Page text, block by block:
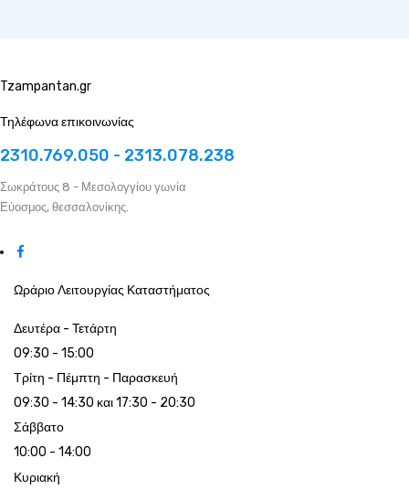
Tzampantan.gr
Τηλέφωνα επικοινωνίας
2310.769.050 - 2313.078.238
Σωκράτους 8 - Μεσολογγίου γωνία
Εύοσμος, θεσσαλονίκης.
Ωράριο Λειτουργίας Καταστήματος
Δευτέρα - Τετάρτη
09:30 - 15:00
Τρίτη - Πέμπτη - Παρασκευή
09:30 - 14:30 και 17:30 - 20:30
Σάββατο
10:00 - 14:00
Κυριακή